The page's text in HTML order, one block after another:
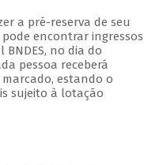
a pré-reserva de seu
encontrar ingressos
no dia do
pessoa receberá
estando o
sujeito à lotação